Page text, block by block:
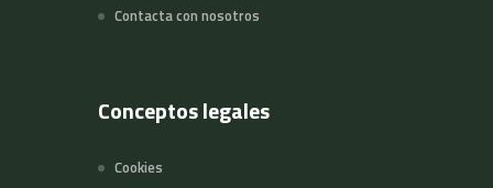
Contacta con nosotros
Conceptos legales
Cookies